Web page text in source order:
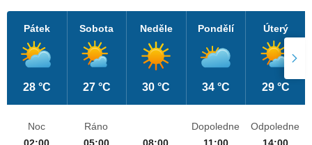
Pátek
28 °C
Sobota
27 °C
Neděle
30 °C
Pondělí
34 °C
Úterý
29 °C
Noc
Ráno
Dopoledne
Odpoledne